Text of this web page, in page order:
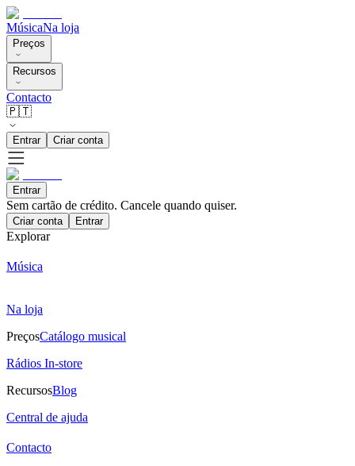
MúsicaNa loja
Preços
Recursos
Contacto
🇵🇹
Entrar Criar conta
Entrar
Sem cartão de crédito. Cancele quando quiser.
Criar conta Entrar
Explorar
Música
Na loja
PreçosCatálogo musical
Rádios In-store
RecursosBlog
Central de ajuda
Contacto